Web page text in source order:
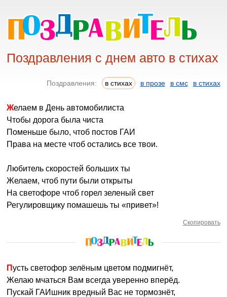
Поздравления с днем авто в стихах
Поздравления: в стихах в прозе в смс в стихах
Желаем в День автомобилиста
Чтобы дорога была чиста
Поменьше было, чтоб постов ГАИ
Права на месте чтоб остались все твои.
Любитель скоростей больших ты
Желаем, чтоб пути были открыты
На светофоре чтоб горел зеленый свет
Регулировщику помашешь ты «привет»!
Скопировать
Пусть светофор зелёным цветом подмигнёт,
Желаю мчаться Вам всегда уверенно вперёд.
Пускай ГАИшник вредный Вас не тормознёт,